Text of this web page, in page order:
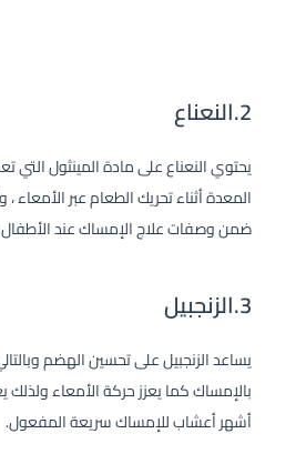
2.النعناع
يحتوي النعناع على مادة المينثول
المعدة أثناء تحريك الطعام عبر الأمعاء
ضمن وصفات علاج الإمساك عند الأطفال
3.الزنجبيل
يساعد الزنجبيل على تحسين الهضم
بالإمساك كما يعزز حركة الأمعاء
أشهر أعشاب للإمساك سريعة المفعول.